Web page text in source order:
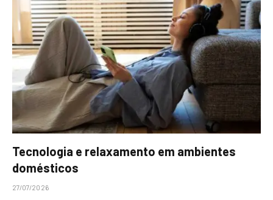
Tecnologia e relaxamento em ambientes
domésticos
27/07/2026